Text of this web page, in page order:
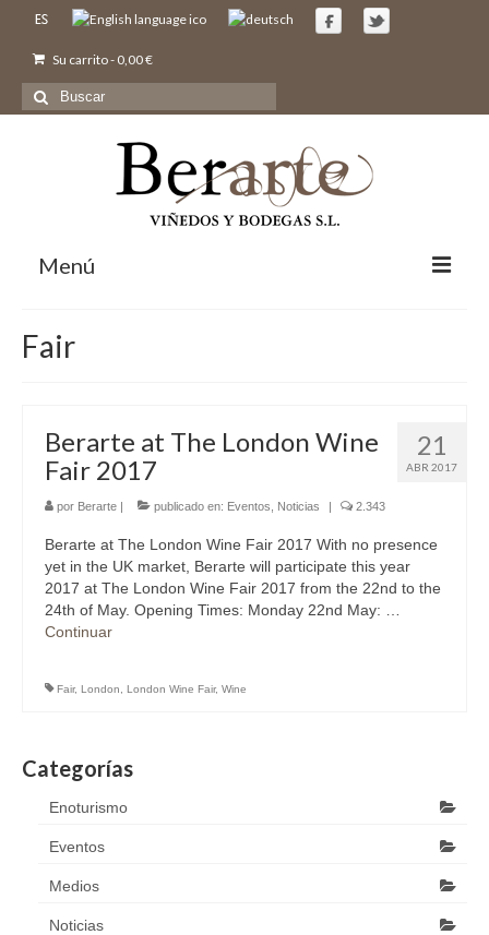
Su carrito- 0,00€
Buscar
por:
Menú
Nosotros
Comprar
Galeria
Blog
Contactar
Fair
21
ABR 2017
Berarte at The London Wine
Fair 2017
por Berarte | publicado en: Eventos Noticias | 2.343
Berarte at The London Wine Fair 2017 With no presence
yet in the UK market, Berarte will participate this year
2017 at The London Wine Fair 2017 from the 22nd to the
24th of May. Opening Times: Monday 22nd May: …
Continuar
Fair, London London Wine Fair, Wine
Categorías
Enoturismo
Eventos
Medios
Noticias